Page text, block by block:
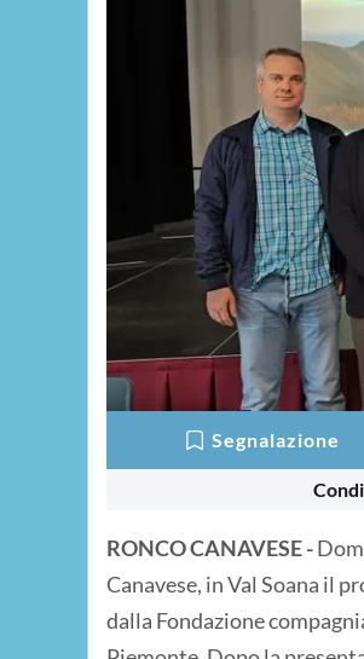
Segnalazione
RONCO CANAVESE -
Canavese, in Val Soana il
dalla Fondazione